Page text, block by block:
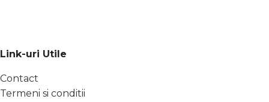
Link-uri Utile
Contact
Termeni si conditii